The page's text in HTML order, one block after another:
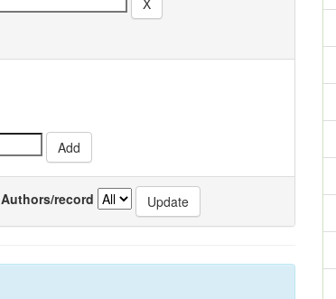
Authors/record